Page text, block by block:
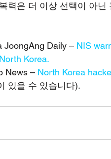
력은 더 이상 선택이 아닌
JoongAng Daily – NIS
Korea.
News – North Korea
있을 수 있습니다).